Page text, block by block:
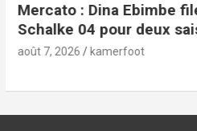
CAN féminine 2026 :
la bête noire nigériane,
Lionnes n’ont plus le